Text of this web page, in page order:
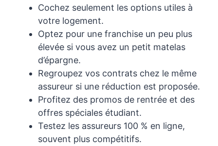
Cochez seulement les options utiles à
votre logement.
Optez pour une franchise un peu plus
élevée si vous avez un petit matelas
d’épargne.
Regroupez vos contrats chez le même
assureur si une réduction est proposée.
Profitez des promos de rentrée et des
offres spéciales étudiant.
Testez les assureurs 100 % en ligne,
souvent plus compétitifs.